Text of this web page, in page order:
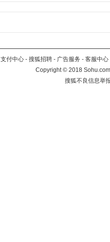
支付中心 - 搜狐招聘 - 广告服务 - 客服中心
Copyright©2018
搜狐不良信息举